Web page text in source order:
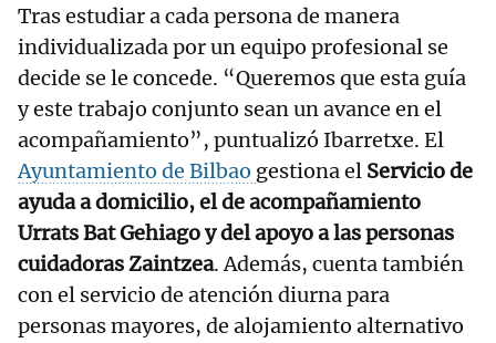
Tras estudiar a cada persona de manera
individualizada por un equipo profesional se
decide se le concede. “Queremos que esta guía
y este trabajo conjunto sean un avance en el
acompañamiento”, puntualizó Ibarretxe. El
Ayuntamiento de Bilbao gestiona el Servicio de
ayuda a domicilio, el de acompañamiento
Urrats Bat Gehiago y del apoyo a las personas
cuidadoras Zaintzea. Además, cuenta también
con el servicio de atención diurna para
personas mayores, de alojamiento alternativo